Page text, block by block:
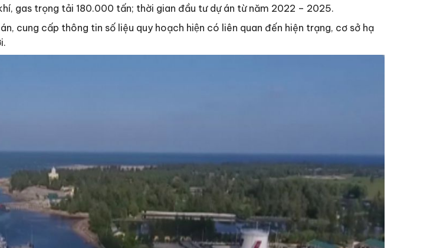
gas trọng tải 180.000 tấn; thời gian đầu tư dự án từ năm 2022 – 2025.
cung cấp thông tin số liệu quy hoạch hiện có liên quan đến hiện trạng, cơ sở hạ